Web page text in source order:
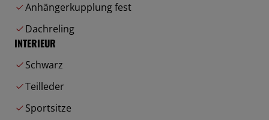
Anhängerkupplung fest
Dachreling
INTERIEUR
Schwarz
Teilleder
Sportsitze